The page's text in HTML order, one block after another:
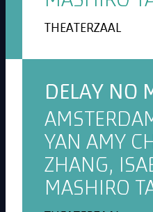
THEATERZAAL
DELAY NO
YAN AMY
ZHANG,
MASHIRO